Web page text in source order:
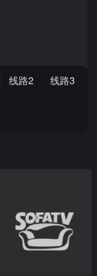
线路2 线路3